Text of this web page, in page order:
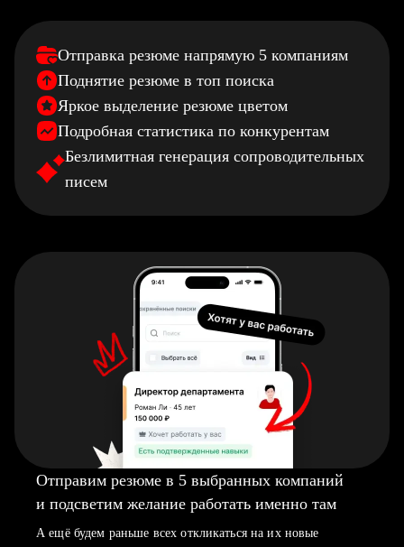
Отправка резюме напрямую 5 компаниям
Поднятие резюме в топ поиска
Яркое выделение резюме цветом
Подробная статистика по конкурентам
Безлимитная генерация сопроводительных
писем
Отправим резюме в 5 выбранных компаний
и подсветим желание работать именно там
А ещё будем раньше всех откликаться на их новые